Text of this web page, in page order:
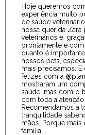
Hoje queremos
experiência muito
de saúde
nossa querida
veterinários e,
prontamente e
quanto é
nossos pets,
mais precisamos.
felizes com a
mostraram um
saúde, mas com o
com toda a
Recomendamos a
tranquilidade
mãos. Porque mais
família!